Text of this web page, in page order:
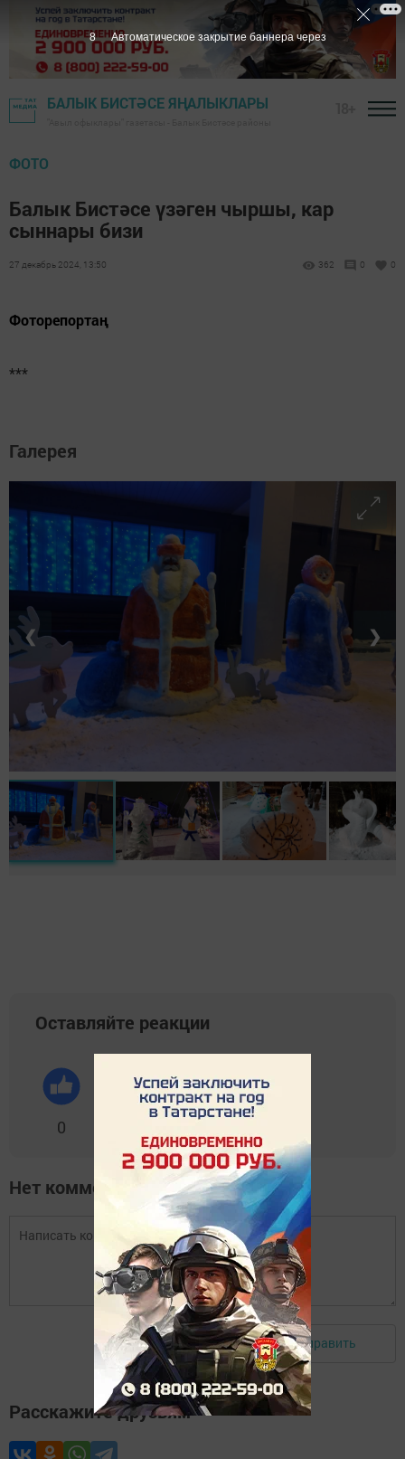
БАЛЫК БИСТӘСЕ ЯҢАЛЫКЛАРЫ
ФОТО
Балык Бистәсе үзәген чыршы, кар
сыннары бизи
27 декабрь 2024, 13:50 362 0 0
Фоторепортаң
***
Галерея
❮ ❯
Оставляйте реакции
0
Нет комментариев
Авторизоваться Отправить
Расскажите друзьям
7 Автоматическое закрытие баннера через